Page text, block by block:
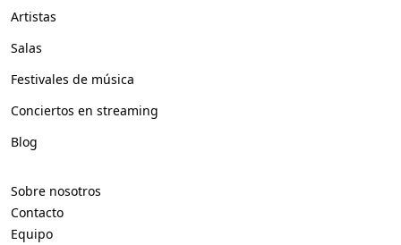
Artistas
Salas
Festivales de música
Conciertos en streaming
Blog
Sobre nosotros
Contacto
Equipo